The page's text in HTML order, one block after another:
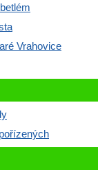
Vrahovice